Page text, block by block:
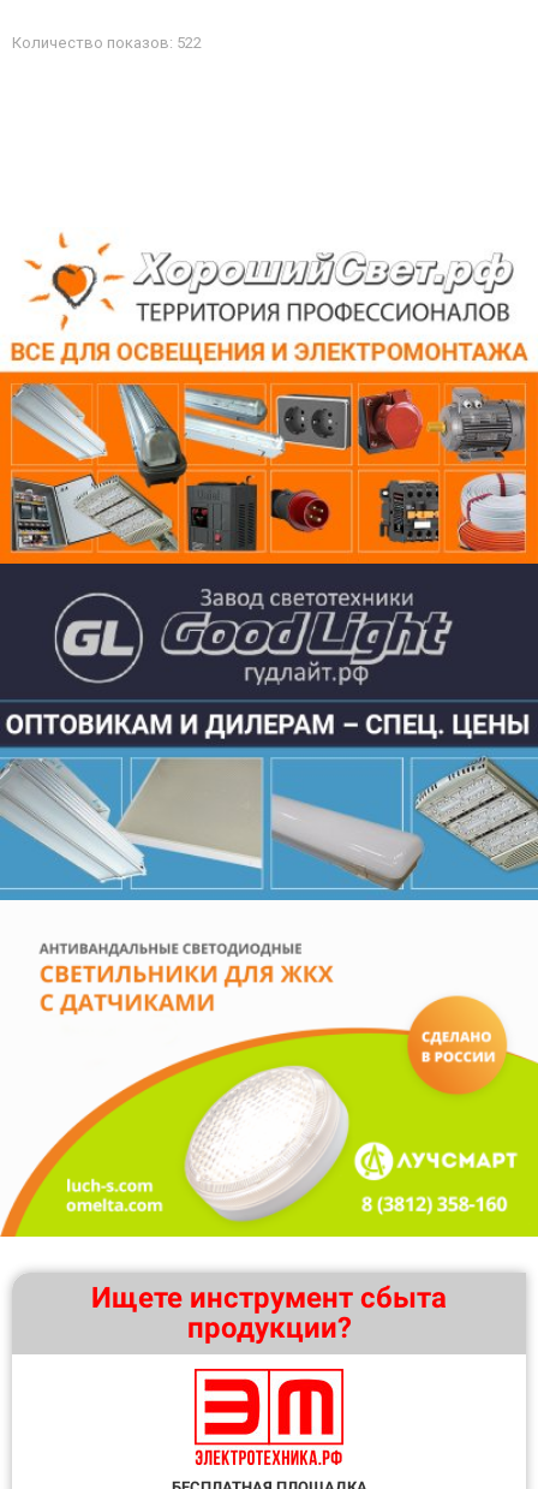
Количество показов: 522
Ищете инструмент сбыта
продукции?